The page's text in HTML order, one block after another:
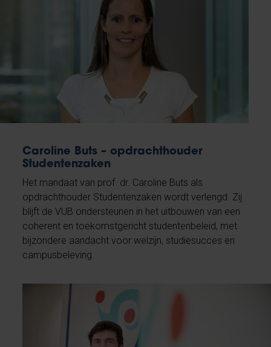
Caroline Buts – opdrachthouder
Studentenzaken
Het mandaat van prof. dr. Caroline Buts als
opdrachthouder Studentenzaken wordt verlengd. Zij
blijft de VUB ondersteunen in het uitbouwen van een
coherent en toekomstgericht studentenbeleid, met
bijzondere aandacht voor welzijn, studiesucces en
campusbeleving.